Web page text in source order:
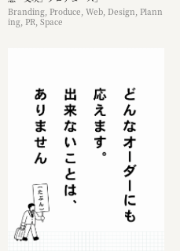
Branding, Produce, Web, Design, Plann
ing, PR, Space